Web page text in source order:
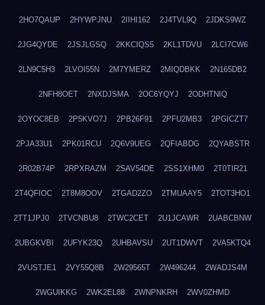
2HO7QAUP 2HYWPJNU 2IIHI162 2J4TVL9Q 2JDKS9WZ
2JG4QYDE 2JSJLGSQ 2KKCIQS5 2KL1TDVU 2LCI7CW6
2LN9C5H3 2LVOI55N 2M7YMERZ 2MIQDBKK 2N165DB2
2NFH8OET 2NXDJSMA 2OC6YQYJ 2ODHTNIQ
2OYOC8EB 2P5KVO7J 2PB26F91 2PFU2MB3 2PGICZT7
2PJA33U1 2PK01RCU 2Q6V9UEG 2QFIABDG 2QYABSTR
2R02B74P 2RPXRAZM 2SAV54DE 2SS1XHM0 2T0TIR21
2T4QFIOC 2T8M8OOV 2TGAD2ZO 2TMUAAY5 2TOT3HO1
2TT1JPJ0 2TVCNBU8 2TWC2CET 2U1JCAWR 2UABCBNW
2UBGKVBI 2UFYK23Q 2UHBAVSU 2UT1DWVT 2VA5KTQ4
2VUSTJE1 2VY55Q8B 2W29565T 2W496244 2WADJS4M
2WGUIKKG 2WK2EL88 2WNPNKRH 2WV0ZHMD